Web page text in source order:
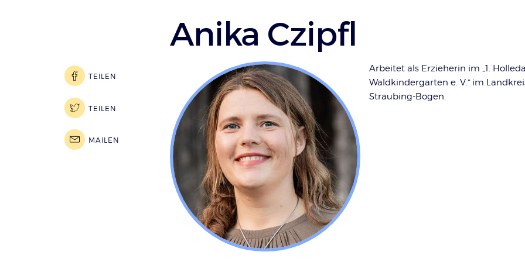
Anika Czipfl
Arbeitet als Erzieherin im „1.
Waldkindergarten e. V.“ im
Straubing-Bogen.
TEILEN
TEILEN
MAILEN